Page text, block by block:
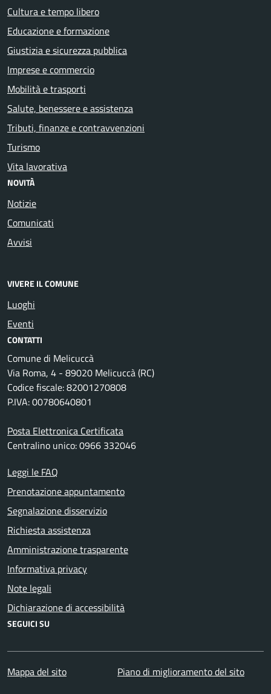
Cultura e tempo libero
Educazione e formazione
Giustizia e sicurezza pubblica
Imprese e commercio
Mobilità e trasporti
Salute, benessere e assistenza
Tributi, finanze e contravvenzioni
Turismo
Vita lavorativa
NOVITÀ
Notizie
Comunicati
Avvisi
VIVERE IL COMUNE
Luoghi
Eventi
CONTATTI
Comune di Melicuccà
Via Roma, 4 - 89020 Melicuccà (RC)
Codice fiscale: 82001270808
P.IVA: 00780640801
Posta Elettronica Certificata
Centralino unico: 0966 332046
Leggi le FAQ
Prenotazione appuntamento
Segnalazione disservizio
Richiesta assistenza
Amministrazione trasparente
Informativa privacy
Note legali
Dichiarazione di accessibilità
SEGUICI SU
Mappa del sito Piano di miglioramento del sito